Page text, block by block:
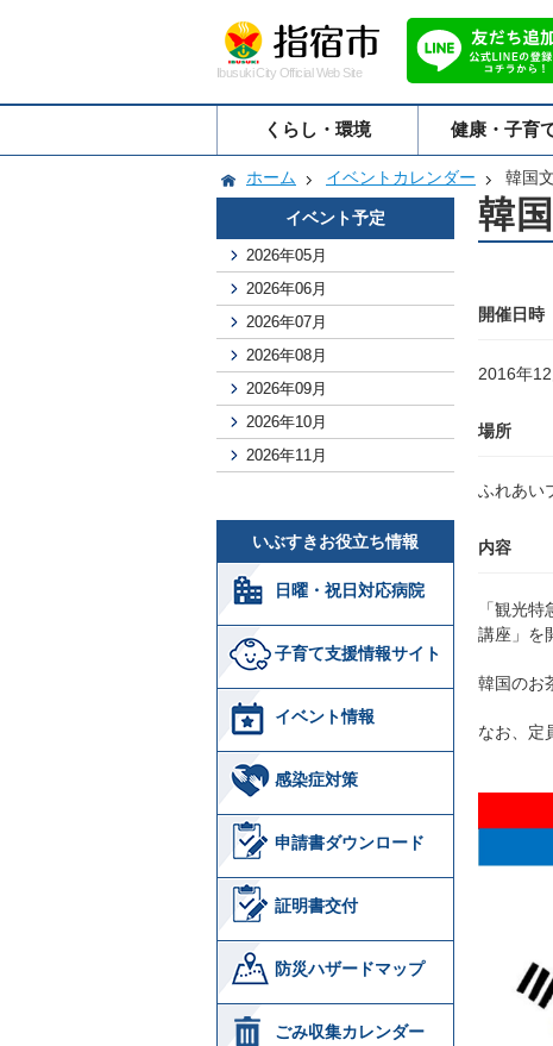
Ibusuki City Official Web Site
くらし・環境 健康・子育
ホーム イベントカレンダー 韓国
イベント予定
2026年05月
2026年06月
2026年07月
2026年08月
2026年09月
2026年10月
2026年11月
いぶすきお役立ち情報
日曜・祝日対応病院
子育て支援情報サイト
イベント情報
感染症対策
申請書ダウンロード
証明書交付
防災ハザードマップ
ごみ収集カレンダー
韓
開催日時
2016年
場所
ふれあい
内容
「観光
講座」を
韓国のお
なお、定